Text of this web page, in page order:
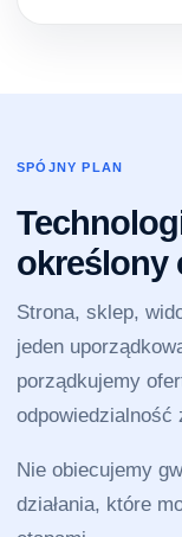
SPÓJNY PLAN
określony
Strona, sklep,
jeden
porządkujemy
odpowiedzialność
Nie obiecujemy
działania, które